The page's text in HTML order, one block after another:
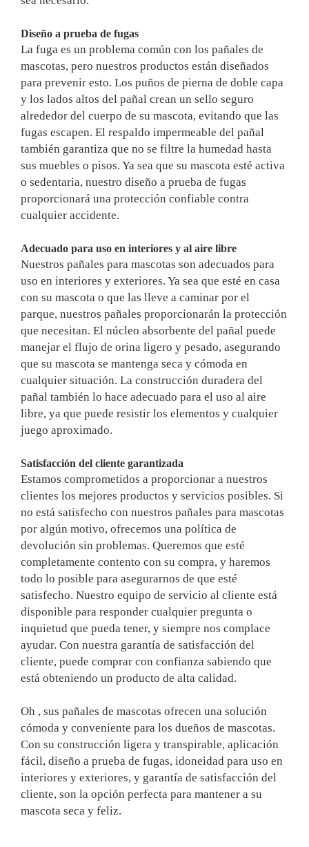
Diseño a prueba de fugas
La fuga es un problema común con los pañales de
mascotas, pero nuestros productos están diseñados
para prevenir esto. Los puños de pierna de doble capa
y los lados altos del pañal crean un sello seguro
alrededor del cuerpo de su mascota, evitando que las
fugas escapen. El respaldo impermeable del pañal
también garantiza que no se filtre la humedad hasta
sus muebles o pisos. Ya sea que su mascota esté activa
o sedentaria, nuestro diseño a prueba de fugas
proporcionará una protección confiable contra
cualquier accidente.
Adecuado para uso en interiores y al aire libre
Nuestros pañales para mascotas son adecuados para
uso en interiores y exteriores. Ya sea que esté en casa
con su mascota o que las lleve a caminar por el
parque, nuestros pañales proporcionarán la protección
que necesitan. El núcleo absorbente del pañal puede
manejar el flujo de orina ligero y pesado, asegurando
que su mascota se mantenga seca y cómoda en
cualquier situación. La construcción duradera del
pañal también lo hace adecuado para el uso al aire
libre, ya que puede resistir los elementos y cualquier
juego aproximado.
Satisfacción del cliente garantizada
Estamos comprometidos a proporcionar a nuestros
clientes los mejores productos y servicios posibles. Si
no está satisfecho con nuestros pañales para mascotas
por algún motivo, ofrecemos una política de
devolución sin problemas. Queremos que esté
completamente contento con su compra, y haremos
todo lo posible para asegurarnos de que esté
satisfecho. Nuestro equipo de servicio al cliente está
disponible para responder cualquier pregunta o
inquietud que pueda tener, y siempre nos complace
ayudar. Con nuestra garantía de satisfacción del
cliente, puede comprar con confianza sabiendo que
está obteniendo un producto de alta calidad.
Oh , sus pañales de mascotas ofrecen una solución
cómoda y conveniente para los dueños de mascotas.
Con su construcción ligera y transpirable, aplicación
fácil, diseño a prueba de fugas, idoneidad para uso en
interiores y exteriores, y garantía de satisfacción del
cliente, son la opción perfecta para mantener a su
mascota seca y feliz.